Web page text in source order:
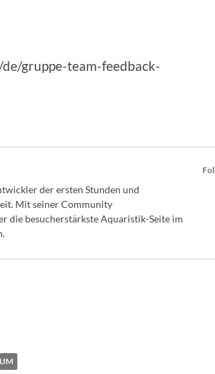
gruppe-team-feedback-
der ersten Stunden und
Mit seiner Community
die besucherstärkste Aquaristik-Seite im